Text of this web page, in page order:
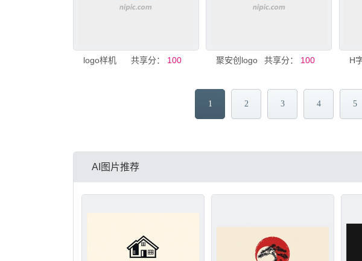
logo样机 共享分： 100 聚安创logo 共享分： 100 H
1 2 3 4 5
AI图片推荐